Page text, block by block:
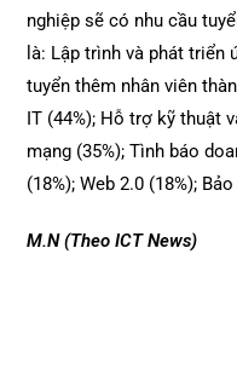
nghiệp sẽ có nhu cầu
là: Lập trình và phát triển
tuyển thêm nhân viên
IT (44%); Hỗ trợ kỹ thuật
mạng (35%); Tình báo
(18%); Web 2.0 (18%);
M.N (Theo ICT News)